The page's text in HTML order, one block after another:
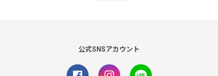
公式SNSアカウント